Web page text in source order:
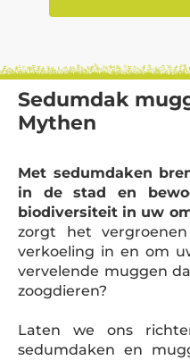
Sedumdak
Mythen
Met sedumdaken
in de stad en
biodiversiteit in uw
zorgt het
verkoeling in en om
vervelende muggen
zoogdieren?
Laten we ons
sedumdaken en